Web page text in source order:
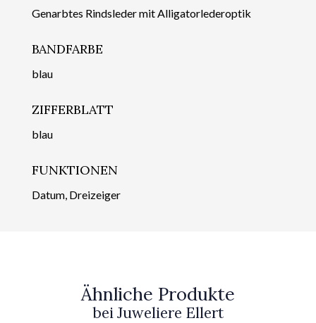
Genarbtes Rindsleder mit Alligatorlederoptik
BANDFARBE
blau
ZIFFERBLATT
blau
FUNKTIONEN
Datum, Dreizeiger
Ähnliche Produkte
bei Juweliere Ellert